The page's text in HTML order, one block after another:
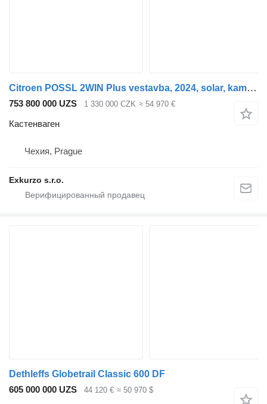
Citroen POSSL 2WIN Plus vestavba, 2024, solar, kamera,nosič, markýza
753 800 000 UZS 1 330 000 CZK ≈ 54 970 €
Кастенваген
Чехия, Prague
Exkurzo s.r.o.
Dethleffs Globetrail Classic 600 DF
605 000 000 UZS
44 120 € ≈ 50 970 $